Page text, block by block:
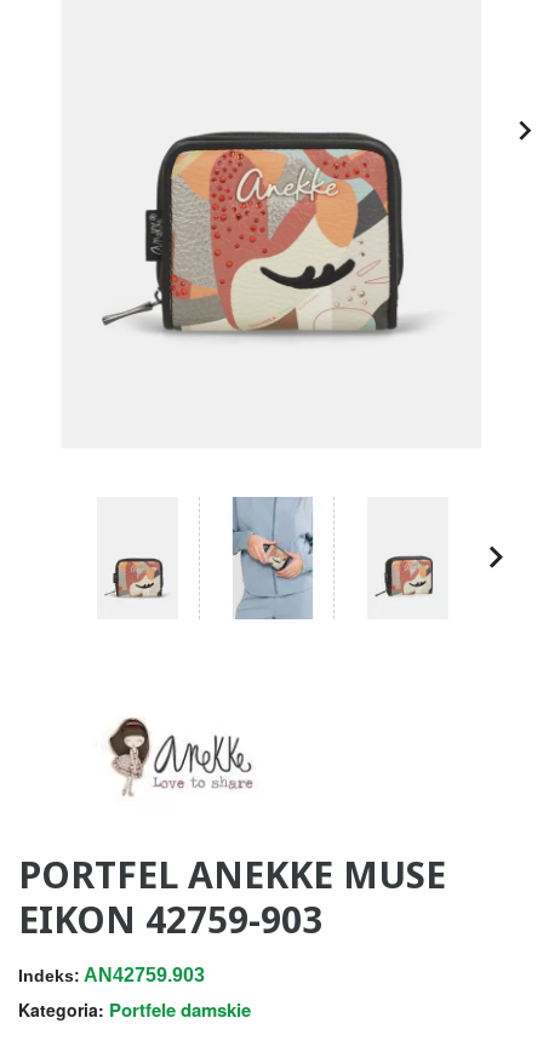

PORTFEL ANEKKE MUSE
EIKON 42759-903
Indeks: AN42759.903
Kategoria: Portfele damskie